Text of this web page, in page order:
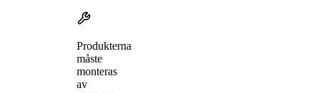
Produkterna
måste
monteras
av